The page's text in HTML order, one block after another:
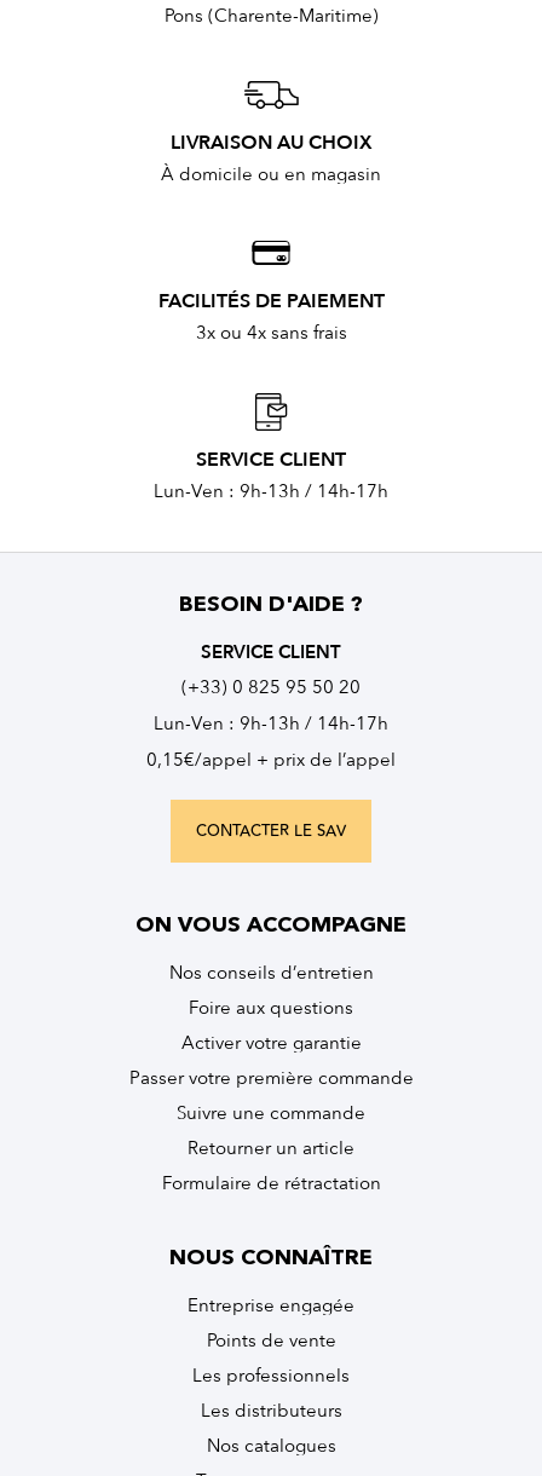
Pons (Charente-Maritime)
LIVRAISON AU CHOIX
À domicile ou en magasin
FACILITÉS DE PAIEMENT
3x ou 4x sans frais
SERVICE CLIENT
Lun-Ven : 9h-13h / 14h-17h
BESOIN D'AIDE ?
SERVICE CLIENT
(+33) 0 825 95 50 20
Lun-Ven : 9h-13h / 14h-17h
0,15€/appel + prix de l’appel
CONTACTER LE SAV
ON VOUS ACCOMPAGNE
Nos conseils d’entretien
Foire aux questions
Activer votre garantie
Passer votre première commande
Suivre une commande
Retourner un article
Formulaire de rétractation
NOUS CONNAÎTRE
Entreprise engagée
Points de vente
Les professionnels
Les distributeurs
Nos catalogues